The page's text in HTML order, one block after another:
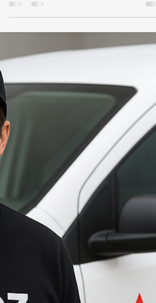
10 de out. de 2025
Aquecedor Lorenzetti Jardim
25 de Agosto
98712‑9298🌐 Site: kozaquecedores.com.br Se
você mora em Jardim 25 de Agosto e precisa de
assistência técnica Lorenzetti, a KOZ
Aquecedores é a escolha certa. Nossa equipe
realiza conserto, instalação e manutenção de
aquecedores Lorenzetti com rapidez,
e garantia de qualidade. 🔧 Serviços
especializados em Jardim 25 de Agosto
Conserto de aquecedores Lorenzetti Instalação
conforme normas técnicas Troca de peças